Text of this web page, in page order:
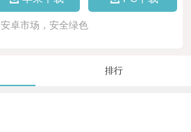
安卓市场，安全绿色
排行